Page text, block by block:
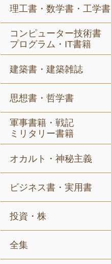
理工書・数学書・工学書
コンピューター技術書
プログラム・IT書籍
建築書・建築雑誌
思想書・哲学書
軍事書籍・戦記
ミリタリー書籍
オカルト・神秘主義
ビジネス書・実用書
投資・株
全集